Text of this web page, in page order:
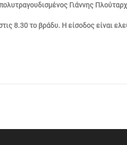
Γιάννης
8.30 το βράδυ. Η είσοδος είναι